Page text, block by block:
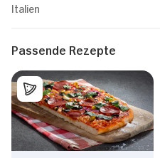
Italien
Passende Rezepte